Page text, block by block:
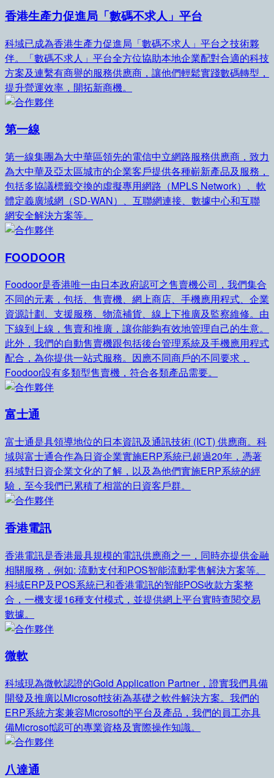
香港生產力促進局「數碼不求人」平台
科域已成為香港生產力促進局「數碼不求人」平台之技術夥
伴。「數碼不求人」平台全方位協助本地企業配對合適的科技
方案及連繫有商譽的服務供應商，讓他們輕鬆實踐數碼轉型，
提升營運效率，開拓新商機。
第一線
第一線集團為大中華區領先的電信中立網路服務供應商，致力
為大中華及亞太區城市的企業客戶提供各種嶄新產品及服務，
包括多協議標籤交換的虛擬專用網路（MPLS Network）、軟
體定義廣域網（SD-WAN）、互聯網連接、數據中心和互聯
網安全解決方案等。
FOODOOR
Foodoor是香港唯一由日本政府認可之售賣機公司，我們集合
不同的元素，包括、售賣機、網上商店、手機應用程式、企業
資源計劃、支援服務、物流補貨、線上下推廣及監察維修。由
下線到上線，售賣和推廣，讓你能夠有效地管理自己的生意。
此外，我們的自動售賣機跟包括後台管理系統及手機應用程式
配合，為你提供一站式服務。因應不同商戶的不同要求，
Foodoor設有多類型售賣機，符合各類產品需要。
富士通
富士通是具領導地位的日本資訊及通訊技術 (ICT) 供應商。科
域與富士通合作為日資企業實施ERP系統已超過20年，憑著
科域對日資企業文化的了解，以及為他們實施ERP系統的經
驗，至今我們已累積了相當的日資客戶群。
香港電訊
香港電訊是香港最具規模的電訊供應商之一，同時亦提供金融
相關服務，例如: 流動支付和POS智能流動零售解決方案等。
科域ERP及POS系統已和香港電訊的智能POS收款方案整
合，一機支援16種支付模式，並提供網上平台實時查閱交易
數據。
微軟
科域現為微軟認證的Gold Application Partner，證實我們具備
開發及推廣以Microsoft技術為基礎之軟件解決方案。我們的
ERP系統方案兼容Microsoft的平台及產品，我們的員工亦具
備Microsoft認可的專業資格及實際操作知識。
八達通